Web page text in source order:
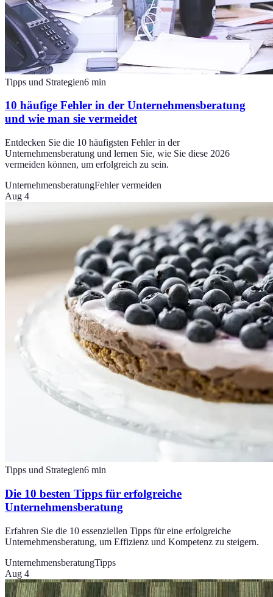
Tipps und Strategien6 min
10 häufige Fehler in der Unternehmensberatung
und wie man sie vermeidet
Entdecken Sie die 10 häufigsten Fehler in der
Unternehmensberatung und lernen Sie, wie Sie diese 2026
vermeiden können, um erfolgreich zu sein.
UnternehmensberatungFehler vermeiden
Aug 4
Tipps und Strategien6 min
Die 10 besten Tipps für erfolgreiche
Unternehmensberatung
Erfahren Sie die 10 essenziellen Tipps für eine erfolgreiche
Unternehmensberatung, um Effizienz und Kompetenz zu steigern.
UnternehmensberatungTipps
Aug 4